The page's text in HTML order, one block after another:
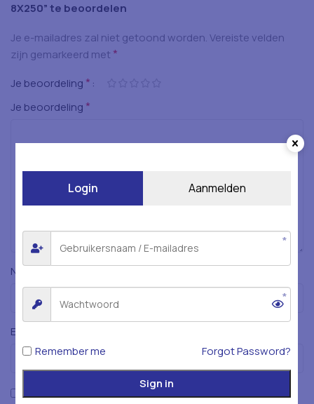
8X250” te beoordelen
Je e-mailadres zal niet getoond worden.Vereiste velden
zijn gemarkeerd met *
Je beoordeling *
Je beoordeling *
Naam *
E-mail
Mijn naam, e-mailadres en website opslaan in deze
Login Aanmelden
Remember me Forgot Password?
Sign in